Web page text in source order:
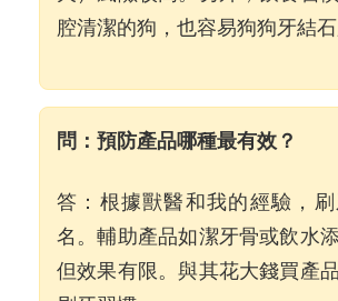
腔清潔的狗，也容易狗狗牙結石
問：預防產品哪種最有效？
答：根據獸醫和我的經驗，
名。輔助產品如潔牙骨或飲水
但效果有限。與其花大錢買產